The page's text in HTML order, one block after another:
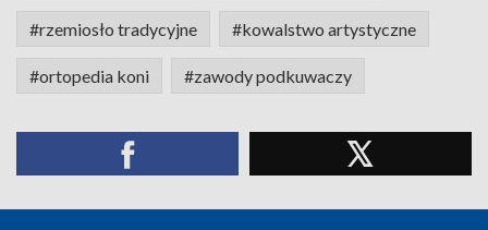
#rzemiosło tradycyjne #kowalstwo artystyczne
#ortopedia koni #zawody podkuwaczy